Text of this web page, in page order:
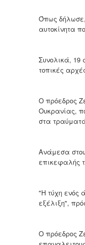
Όπως δήλωσε,
αυτοκίνητα
Συνολικά, 19
τοπικές
Ο πρόεδρος
Ουκρανίας,
στα
Ανάμεσα
επικεφαλής
"Η τύχη ενός
εξέλιξη",
Ο πρόεδρος